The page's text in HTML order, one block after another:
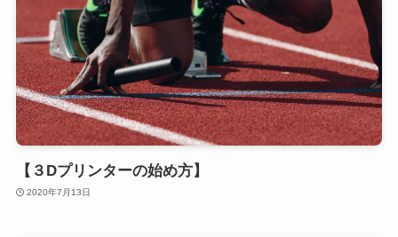
【３Dプリンターの始め方】
2020年7月13日